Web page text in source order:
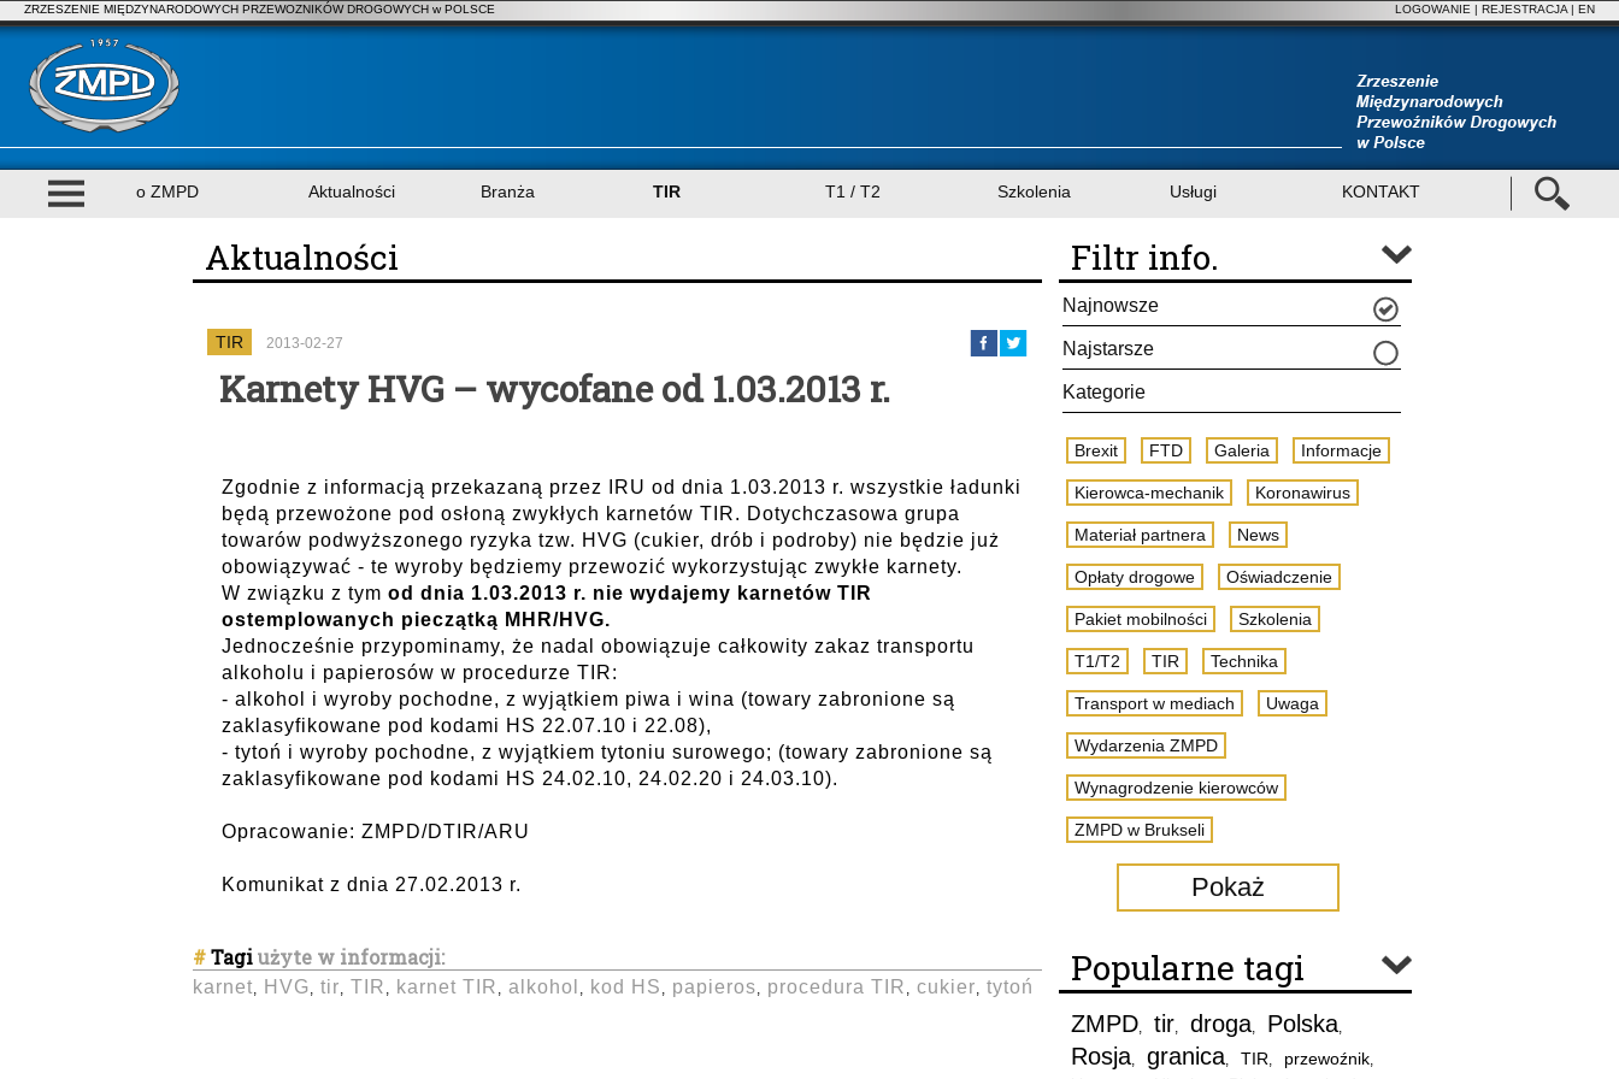
ZRZESZENIE MIĘDZYNARODOWYCH PRZEWOZNIKÓW DROGOWYCH w POLSCE LOGOWANIE | REJESTRACJA | EN
o ZMPD Aktualności Branża TIR T1 / T2 Szkolenia Usługi KONTAKT
Aktualności
TIR 2013-02-27
Karnety HVG – wycofane od 1.03.2013 r.
Zgodnie z informacją przekazaną przez IRU od dnia 1.03.2013 r. wszystkie ładunki
będą przewożone pod osłoną zwykłych karnetów TIR. Dotychczasowa grupa
towarów podwyższonego ryzyka tzw. HVG (cukier, drób i podroby) nie będzie już
obowiązywać - te wyroby będziemy przewozić wykorzystując zwykłe karnety.
W związku z tym od dnia 1.03.2013 r. nie wydajemy karnetów TIR
ostemplowanych pieczątką MHR/HVG.
Jednocześnie przypominamy, że nadal obowiązuje całkowity zakaz transportu
alkoholu i papierosów w procedurze TIR:
- alkohol i wyroby pochodne, z wyjątkiem piwa i wina (towary zabronione są
zaklasyfikowane pod kodami HS 22.07.10 i 22.08),
- tytoń i wyroby pochodne, z wyjątkiem tytoniu surowego; (towary zabronione są
zaklasyfikowane pod kodami HS 24.02.10, 24.02.20 i 24.03.10).
Opracowanie: ZMPD/DTIR/ARU
Komunikat z dnia 27.02.2013 r.
#Tagiużyte w informacji:
karnet, HVG, tir, TIR , karnet TIR , alkohol , kod HS , papieros, procedura TIR , cukier, tytoń
Filtr info.
Najnowsze
Najstarsze
Kategorie
Brexit FTD Galeria Informacje
Kierowca-mechanik Koronawirus
Materiał partnera News
Opłaty drogowe Oświadczenie
Pakiet mobilności Szkolenia
T1/T2 TIR Technika
Transport w mediach Uwaga
Wydarzenia ZMPD
Wynagrodzenie kierowców
ZMPD w Brukseli
Pokaż
Popularne tagi
ZMPD, tir, droga, Polska,
Rosja, granica, TIR, przewoźnik,